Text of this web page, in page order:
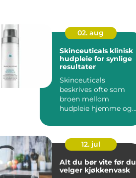
02. aug
Skinceuticals klinisk
hudpleie for synlige
resultater
Skinceuticals
beskrives ofte som
broen mellom
hudpleie hjemme og
Serien er ut...
12. jul
Alt du bør vite før du
velger kjøkkenvask